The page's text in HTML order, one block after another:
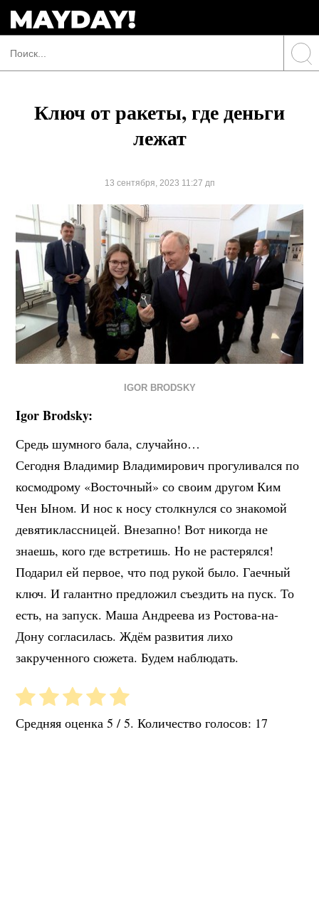
Ключ от ракеты, где деньги
лежат
13 сентября, 2023 11:27 дп
IGOR BRODSKY
Igor Brodsky:
Средь шумного бала, случайно…
Сегодня Владимир Владимирович прогуливался по
космодрому «Восточный» со своим другом Ким
Чен Ыном. И нос к носу столкнулся со знакомой
девятиклассницей. Внезапно! Вот никогда не
знаешь, кого где встретишь. Но не растерялся!
Подарил ей первое, что под рукой было. Гаечный
ключ. И галантно предложил съездить на пуск. То
есть, на запуск. Маша Андреева из Ростова-на-
Дону согласилась. Ждём развития лихо
закрученного сюжета. Будем наблюдать.
Средняя оценка5 / 5. Количество голосов: 17